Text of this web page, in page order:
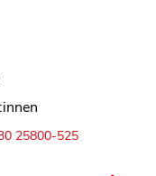
25800-525
25800-0